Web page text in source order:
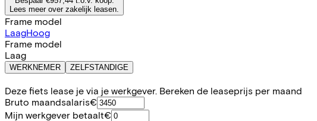
Lees meer over zakelijk leasen.
Frame model
LaagHoog
Frame model
Laag
WERKNEMER ZELFSTANDIGE
Deze fiets lease je via je werkgever. Bereken de leaseprijs per maand
Bruto maandsalaris€
Mijn werkgever betaalt€